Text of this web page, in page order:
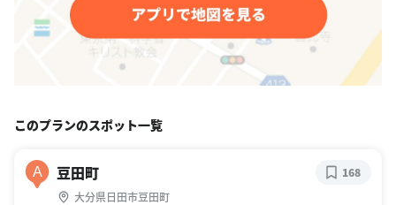
このプランのスポット一覧
A 豆田町
大分県日田市豆田町
168